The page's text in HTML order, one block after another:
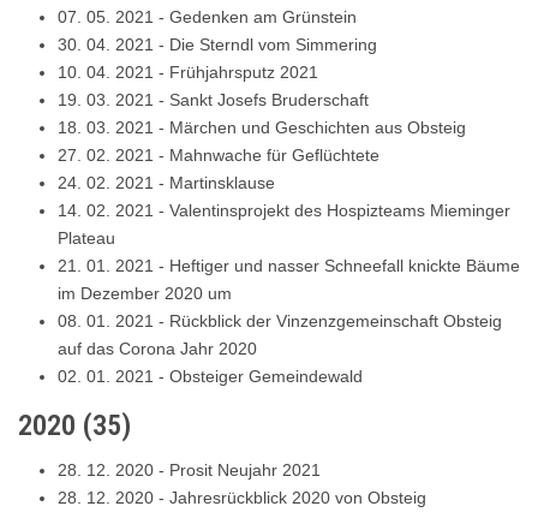
07. 05. 2021 - Gedenken am Grünstein
30. 04. 2021 - Die Sterndl vom Simmering
10. 04. 2021 - Frühjahrsputz 2021
19. 03. 2021 - Sankt Josefs Bruderschaft
18. 03. 2021 - Märchen und Geschichten aus Obsteig
27. 02. 2021 - Mahnwache für Geflüchtete
24. 02. 2021 - Martinsklause
14. 02. 2021 - Valentinsprojekt des Hospizteams Mieminger
Plateau
21. 01. 2021 - Heftiger und nasser Schneefall knickte Bäume
im Dezember 2020 um
08. 01. 2021 - Rückblick der Vinzenzgemeinschaft Obsteig
auf das Corona Jahr 2020
02. 01. 2021 - Obsteiger Gemeindewald
2020 (35)
28. 12. 2020 - Prosit Neujahr 2021
28. 12. 2020 - Jahresrückblick 2020 von Obsteig